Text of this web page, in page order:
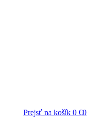
Prejsť na košík 0 €0